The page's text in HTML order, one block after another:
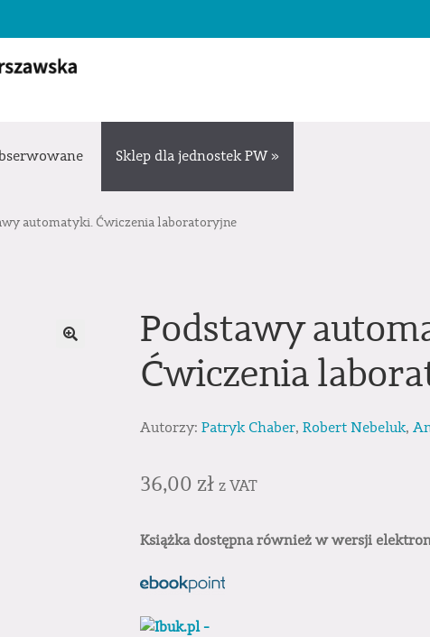
Sklep dla jednostek PW »
automatyki. Ćwiczenia laboratoryjne
Podstawy
Ćwiczenia
Autorzy: Patryk Chaber, Robert Nebeluk,
36,00 zł z VAT
Książka dostępna również w wersji